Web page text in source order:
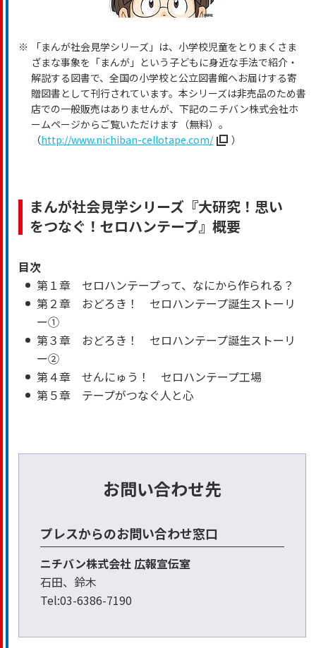
※
「まんが社会見学シリーズ」は、小学校児童をとりまくさま
ざまな事象を「まんが」という子どもに身近な手法で紹介・
解説する図書で、全国の小学校と公立図書館へお届けする寄
贈図書として刊行されています。本シリーズは非売品のため書
店での一般販売はありませんが、下記のニチバン株式会社ホ
ームページからご覧いただけます（無料）。
（http://www.nichiban-cellotape.com/ ）
まんが社会見学シリーズ『大研究！思い
をつなぐ！セロハンテープ』概要
目次
第１章 セロハンテープって、なにから作られる？
第２章 おどろき！ セロハンテープ誕生ストーリ
ー①
第３章 おどろき！ セロハンテープ誕生ストーリ
ー②
第４章 せんにゅう！ セロハンテープ工場
第５章 テープがつなぐ人と心
お問い合わせ先
プレスからのお問い合わせ窓口
ニチバン株式会社 広報宣伝室
石田、鈴木
Tel:03-6386-7190